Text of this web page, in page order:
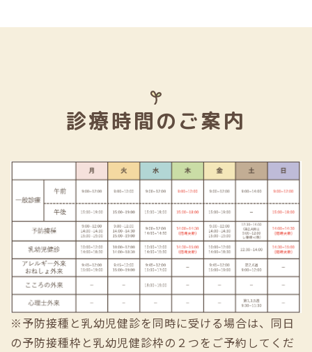
診療時間のご案内
※予防接種と乳幼児健診を同時に受ける場合は、同日
の予防接種枠と乳幼児健診枠の２つをご予約してくだ